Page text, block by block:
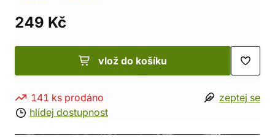
249 Kč
vlož do košíku
141 ks prodáno
hlídej dostupnost
zeptej se